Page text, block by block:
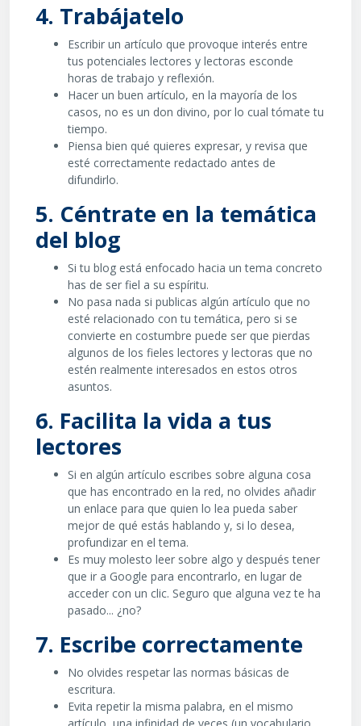
4. Trabájatelo
Escribir un artículo que provoque interés entre
tus potenciales lectores y lectoras esconde
horas de trabajo y reflexión.
Hacer un buen artículo, en la mayoría de los
casos, no es un don divino, por lo cual tómate tu
tiempo.
Piensa bien qué quieres expresar, y revisa que
esté correctamente redactado antes de
difundirlo.
5. Céntrate en la temática
del blog
Si tu blog está enfocado hacia un tema concreto
has de ser fiel a su espíritu.
No pasa nada si publicas algún artículo que no
esté relacionado con tu temática, pero si se
convierte en costumbre puede ser que pierdas
algunos de los fieles lectores y lectoras que no
estén realmente interesados en estos otros
asuntos.
6. Facilita la vida a tus
lectores
Si en algún artículo escribes sobre alguna cosa
que has encontrado en la red, no olvides añadir
un enlace para que quien lo lea pueda saber
mejor de qué estás hablando y, si lo desea,
profundizar en el tema.
Es muy molesto leer sobre algo y después tener
que ir a Google para encontrarlo, en lugar de
acceder con un clic. Seguro que alguna vez te ha
pasado... ¿no?
7. Escribe correctamente
No olvides respetar las normas básicas de
escritura.
Evita repetir la misma palabra, en el mismo